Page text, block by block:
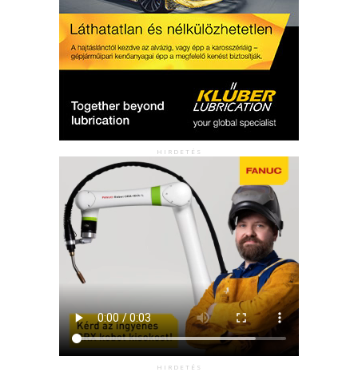
HIRDETÉS
HIRDETÉS